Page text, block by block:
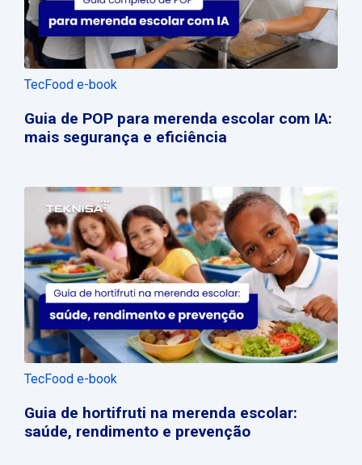
TecFood e-book
Guia de POP para merenda escolar com IA:
mais segurança e eficiência
TecFood e-book
Guia de hortifruti na merenda escolar:
saúde, rendimento e prevenção